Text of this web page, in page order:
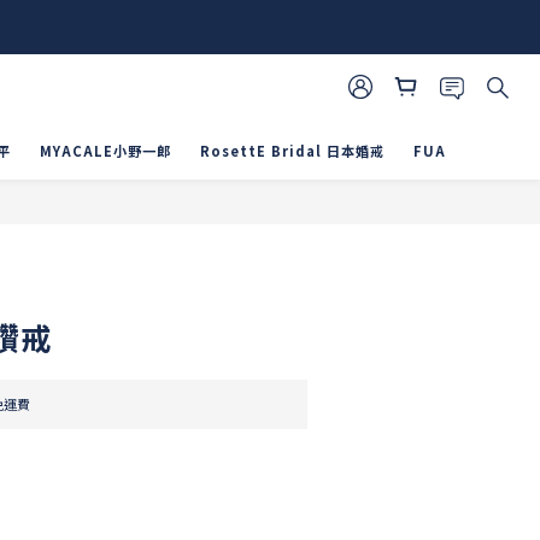
MYACALE小野一郎 RosettE Bridal 日本婚戒 FUA
戒
運費